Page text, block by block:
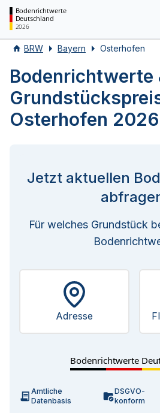
Bodenrichtwerte
Deutschland
2026
BRW Bayern Osterhofen
Bodenrichtwerte
Osterhofen 2026
Jetzt aktuellen
Für welches Grundstück
Adresse
Bodenrichtwerte
Amtliche
Datenbasis
DSGVO-
konform